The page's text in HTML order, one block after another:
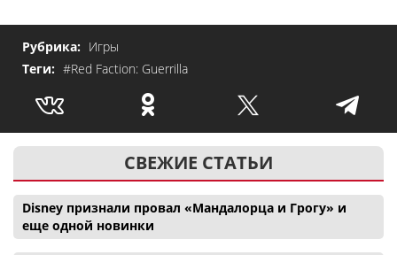
Рубрика: Игры
Теги: #Red Faction: Guerrilla
СВЕЖИЕ СТАТЬИ
Disney признали провал «Мандалорца и Грогу» и
еще одной новинки